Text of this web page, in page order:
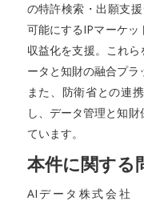
の特許検索・出願支
可能にするIPマーケッ
収益化を支援。これ
ータと知財の融合プラ
また、防衛省との連
し、データ管理と知
ています。
本件に関する
AIデータ株式会社